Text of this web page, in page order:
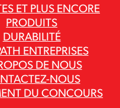
ET PLUS ENCORE
PRODUITS
DURABILITÉ
ENTREPRISES
DE NOUS
NOUS
DU CONCOURS